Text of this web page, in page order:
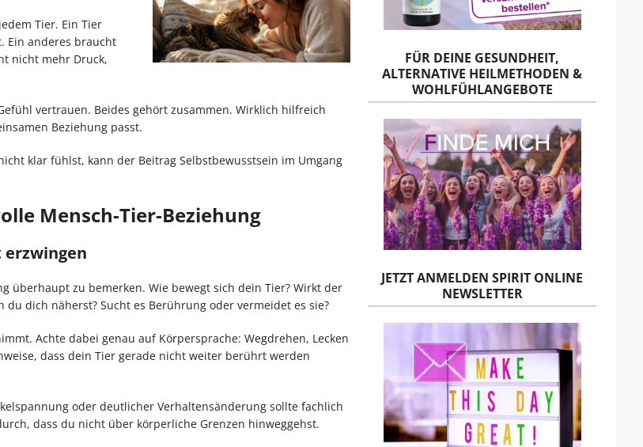
Tier. Ein Tier
Ein anderes braucht
nicht mehr Druck,
vertrauen. Beides gehört zusammen. Wirklich hilfreich
Beziehung passt.
klar fühlst, kann der Beitrag Selbstbewusstsein im Umgang
Mensch-Tier-Beziehung
erzwingen
überhaupt zu bemerken. Wie bewegt sich dein Tier? Wirkt der
dich näherst? Sucht es Berührung oder vermeidet es sie?
Achte dabei genau auf Körpersprache: Wegdrehen, Lecken
dass dein Tier gerade nicht weiter berührt werden
oder deutlicher Verhaltensänderung sollte fachlich
dass du nicht über körperliche Grenzen hinweggehst.
FÜR DEINE GESUNDHEIT,
ALTERNATIVE HEILMETHODEN &
WOHLFÜHLANGEBOTE
JETZT ANMELDEN SPIRIT ONLINE
NEWSLETTER